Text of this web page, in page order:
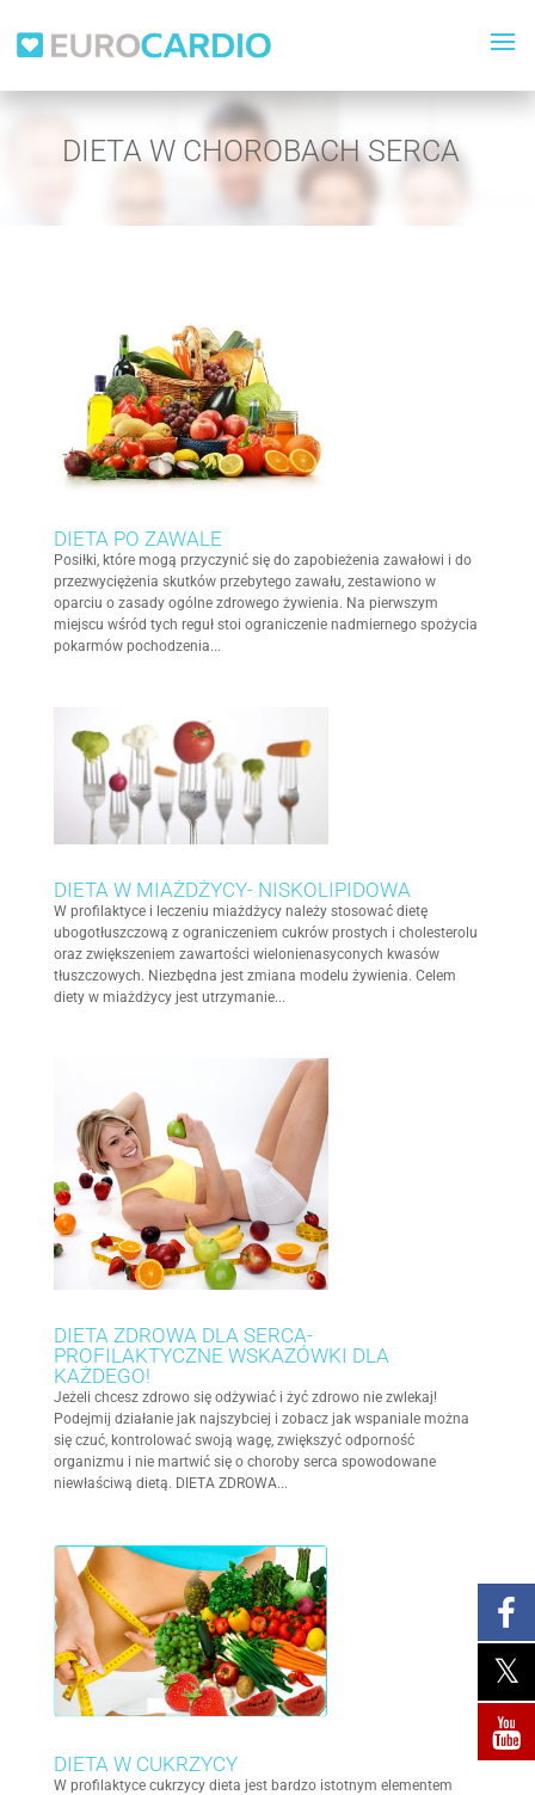
DIETA W CHOROBACH SERCA
DIETA PO ZAWALE
Posiłki, które mogą przyczynić się do zapobieżenia zawałowi i do
przezwyciężenia skutków przebytego zawału, zestawiono w
oparciu o zasady ogólne zdrowego żywienia. Na pierwszym
miejscu wśród tych reguł stoi ograniczenie nadmiernego spożycia
pokarmów pochodzenia...
DIETA W MIAŻDŻYCY- NISKOLIPIDOWA
W profilaktyce i leczeniu miażdżycy należy stosować dietę
ubogotłuszczową z ograniczeniem cukrów prostych i cholesterolu
oraz zwiększeniem zawartości wielonienasyconych kwasów
tłuszczowych. Niezbędna jest zmiana modelu żywienia. Celem
diety w miażdżycy jest utrzymanie...
DIETA ZDROWA DLA SERCA-
PROFILAKTYCZNE WSKAZÓWKI DLA
KAŻDEGO!
Jeżeli chcesz zdrowo się odżywiać i żyć zdrowo nie zwlekaj!
Podejmij działanie jak najszybciej i zobacz jak wspaniale można
się czuć, kontrolować swoją wagę, zwiększyć odporność
organizmu i nie martwić się o choroby serca spowodowane
niewłaściwą dietą. DIETA ZDROWA...
DIETA W CUKRZYCY
W profilaktyce cukrzycy dieta jest bardzo istotnym elementem